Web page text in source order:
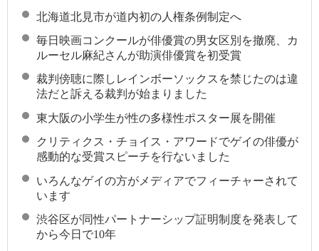
北海道北見市が道内初の人権条例制定へ
毎日映画コンクールが俳優賞の男女区別を撤廃、カ
ルーセル麻紀さんが助演俳優賞を初受賞
裁判傍聴に際しレインボーソックスを禁じたのは違
法だと訴える裁判が始まりました
東大阪の小学生が性の多様性ポスター展を開催
クリティクス・チョイス・アワードでゲイの俳優が
感動的な受賞スピーチを行ないました
いろんなゲイの方がメディアでフィーチャーされて
います
渋谷区が同性パートナーシップ証明制度を発表して
から今日で10年